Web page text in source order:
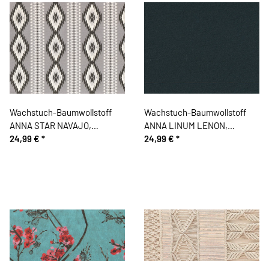
Wachstuch-Baumwollstoff
ANNA STAR NAVAJO,
Ikatmuster, grau
24,99 € *
Wachstuch-Baumwollstoff
ANNA LINUM LENON,
schwarz
24,99 € *